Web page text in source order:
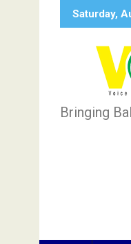
Saturday,
Bringing